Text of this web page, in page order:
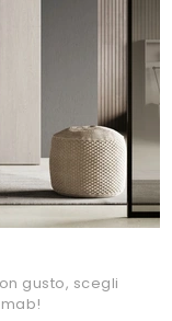
gusto, scegli